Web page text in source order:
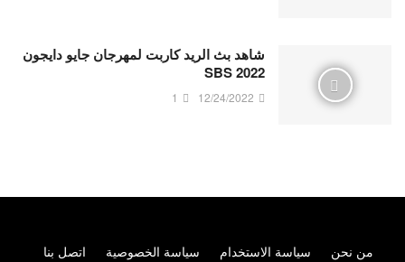
شاهد بث الريد كاربت لمهرجان جايو دايجون
SBS 2022
12/24/2022
1
من نحن سياسة الاستخدام سياسة الخصوصية اتصل بنا